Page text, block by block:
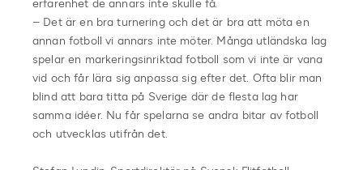
erfarenhet de annars inte skulle få.
– Det är en bra turnering och det är bra att möta en
annan fotboll vi annars inte möter. Många utländska lag
spelar en markeringsinriktad fotboll som vi inte är vana
vid och får lära sig anpassa sig efter det. Ofta blir man
blind att bara titta på Sverige där de flesta lag har
samma idéer. Nu får spelarna se andra bitar av fotboll
och utvecklas utifrån det.